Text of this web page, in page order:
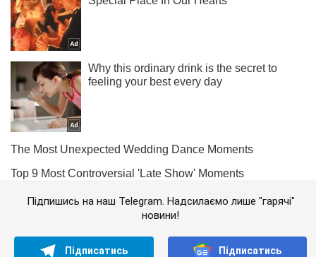
Підпишись на наш Telegram. Надсилаємо лише "гарячі"
новини!
Підписатись Підписатись